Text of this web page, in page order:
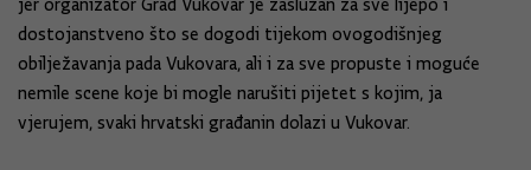
jer organizator Grad Vukovar je zaslužan za sve lijepo i
dostojanstveno što se dogodi tijekom ovogodišnjeg
obilježavanja pada Vukovara, ali i za sve propuste i moguće
nemile scene koje bi mogle narušiti pijetet s kojim, ja
vjerujem, svaki hrvatski građanin dolazi u Vukovar.